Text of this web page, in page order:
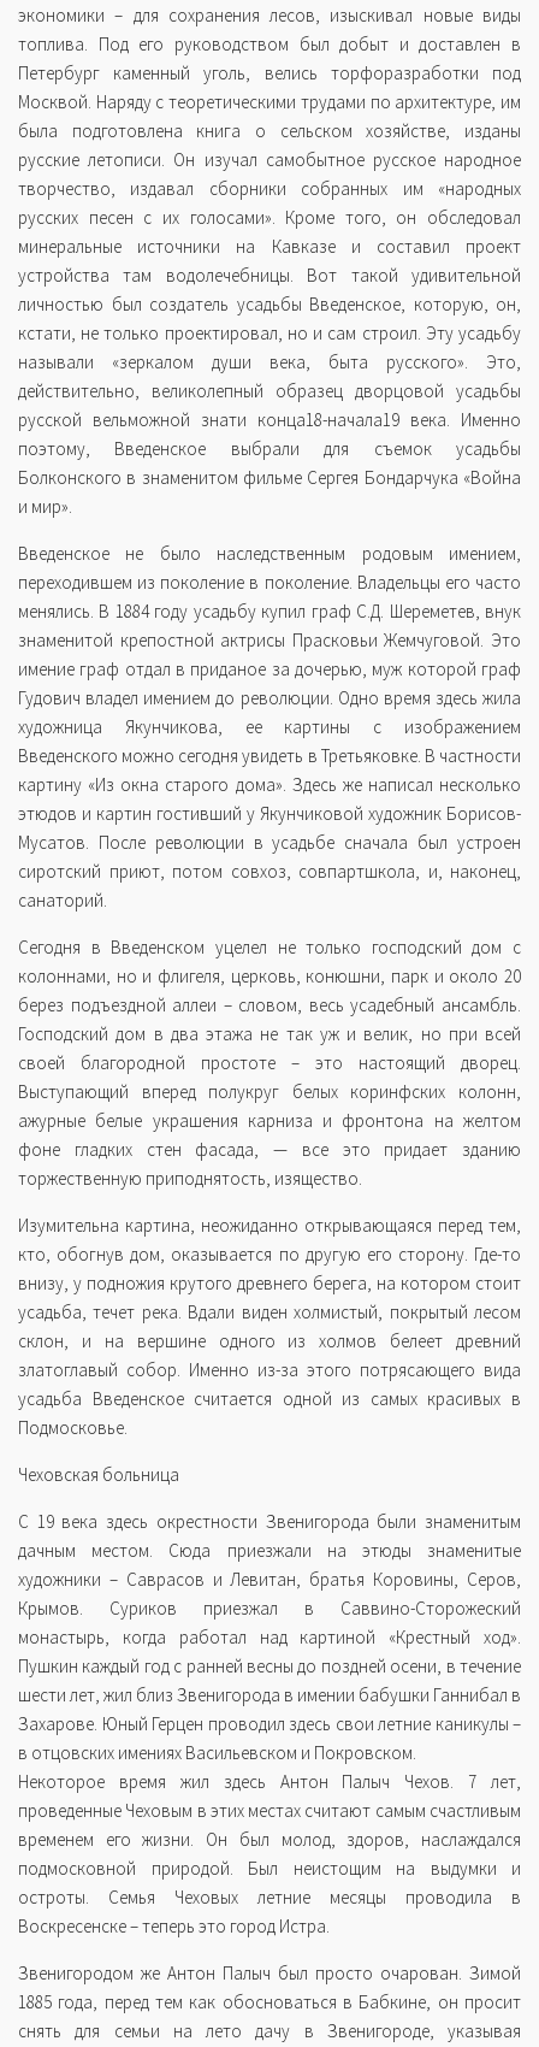
экономики – для сохранения лесов, изыскивал новые виды
топлива. Под его руководством был добыт и доставлен в
Петербург каменный уголь, велись торфоразработки под
Москвой. Наряду с теоретическими трудами по архитектуре, им
была подготовлена книга о сельском хозяйстве, изданы
русские летописи. Он изучал самобытное русское народное
творчество, издавал сборники собранных им «народных
русских песен с их голосами». Кроме того, он обследовал
минеральные источники на Кавказе и составил проект
устройства там водолечебницы. Вот такой удивительной
личностью был создатель усадьбы Введенское, которую, он,
кстати, не только проектировал, но и сам строил. Эту усадьбу
называли «зеркалом души века, быта русского». Это,
действительно, великолепный образец дворцовой усадьбы
русской вельможной знати конца18-начала19 века. Именно
поэтому, Введенское выбрали для съемок усадьбы
Болконского в знаменитом фильме Сергея Бондарчука «Война
и мир».
Введенское не было наследственным родовым имением,
переходившем из поколение в поколение. Владельцы его часто
менялись. В 1884 году усадьбу купил граф С.Д. Шереметев, внук
знаменитой крепостной актрисы Прасковьи Жемчуговой. Это
имение граф отдал в приданое за дочерью, муж которой граф
Гудович владел имением до революции. Одно время здесь жила
художница Якунчикова, ее картины с изображением
Введенского можно сегодня увидеть в Третьяковке. В частности
картину «Из окна старого дома». Здесь же написал несколько
этюдов и картин гостивший у Якунчиковой художник Борисов-
Мусатов. После революции в усадьбе сначала был устроен
сиротский приют, потом совхоз, совпартшкола, и, наконец,
санаторий.
Сегодня в Введенском уцелел не только господский дом с
колоннами, но и флигеля, церковь, конюшни, парк и около 20
берез подъездной аллеи – словом, весь усадебный ансамбль.
Господский дом в два этажа не так уж и велик, но при всей
своей благородной простоте – это настоящий дворец.
Выступающий вперед полукруг белых коринфских колонн,
ажурные белые украшения карниза и фронтона на желтом
фоне гладких стен фасада, — все это придает зданию
торжественную приподнятость, изящество.
Изумительна картина, неожиданно открывающаяся перед тем,
кто, обогнув дом, оказывается по другую его сторону. Где-то
внизу, у подножия крутого древнего берега, на котором стоит
усадьба, течет река. Вдали виден холмистый, покрытый лесом
склон, и на вершине одного из холмов белеет древний
златоглавый собор. Именно из-за этого потрясающего вида
усадьба Введенское считается одной из самых красивых в
Подмосковье.
Чеховская больница
С 19 века здесь окрестности Звенигорода были знаменитым
дачным местом. Сюда приезжали на этюды знаменитые
художники – Саврасов и Левитан, братья Коровины, Серов,
Крымов. Суриков приезжал в Саввино-Сторожеский
монастырь, когда работал над картиной «Крестный ход».
Пушкин каждый год с ранней весны до поздней осени, в течение
шести лет, жил близ Звенигорода в имении бабушки Ганнибал в
Захарове. Юный Герцен проводил здесь свои летние каникулы –
в отцовских имениях Васильевском и Покровском.
Некоторое время жил здесь Антон Палыч Чехов. 7 лет,
проведенные Чеховым в этих местах считают самым счастливым
временем его жизни. Он был молод, здоров, наслаждался
подмосковной природой. Был неистощим на выдумки и
остроты. Семья Чеховых летние месяцы проводила в
Воскресенске – теперь это город Истра.
Звенигородом же Антон Палыч был просто очарован. Зимой
1885 года, перед тем как обосноваться в Бабкине, он просит
снять для семьи на лето дачу в Звенигороде, указывая